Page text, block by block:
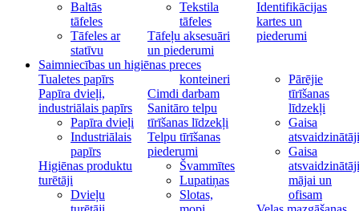
Baltās
tāfeles
Tāfeles ar
statīvu
Tekstila
tāfeles
Tāfeļu aksesuāri
un piederumi
Identifikācijas
kartes un
piederumi
Saimniecības un higiēnas preces
Tualetes papīrs
Papīra dvieļi,
industriālais papīrs
Papīra dvieļi
Industriālais
papīrs
Higiēnas produktu
turētāji
Dvieļu
konteineri
Cimdi darbam
Sanitāro telpu
tīrīšanas līdzekļi
Telpu tīrīšanas
piederumi
Švammītes
Lupatiņas
Slotas,
Pārējie
tīrīšanas
līdzekļi
Gaisa
atsvaidzinātāji
Gaisa
atsvaidzinātāji
mājai un
ofisam